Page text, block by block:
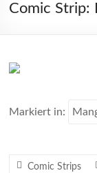
Comic Strip:
Markiert in:
Comic Strips